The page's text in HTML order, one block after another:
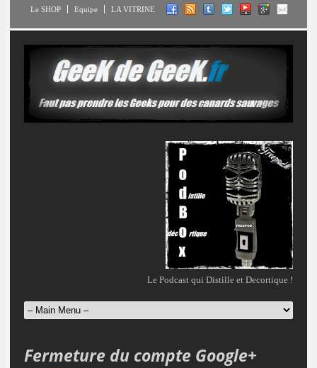
Le SHOP Equipe LA VITRINE
Le Podcast qui Distille et Decortique !
Fermeture du compte Google+